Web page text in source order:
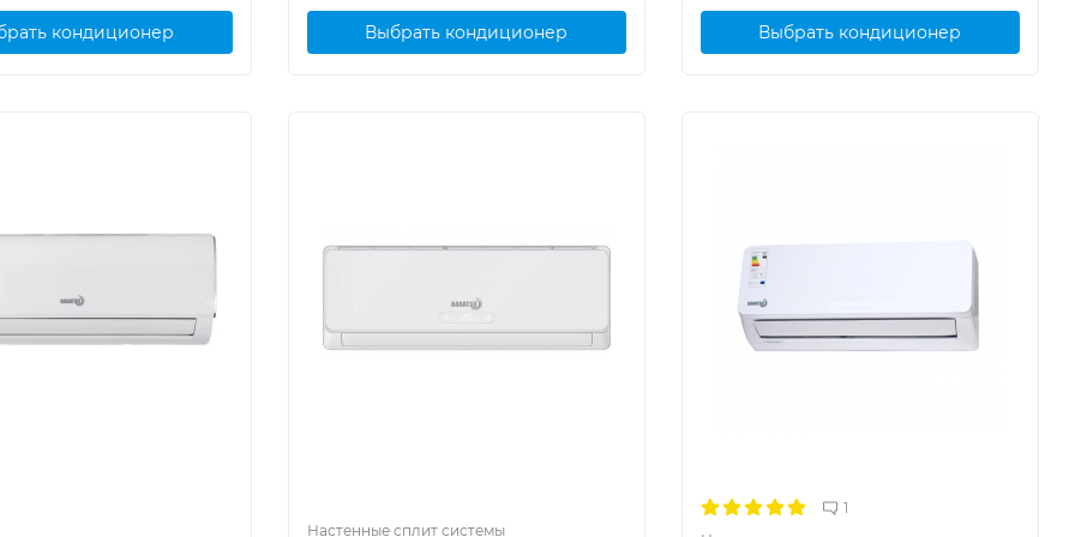
кондиционер Выбрать кондиционер Выбрать кондиционер
Настенные сплит системы
1